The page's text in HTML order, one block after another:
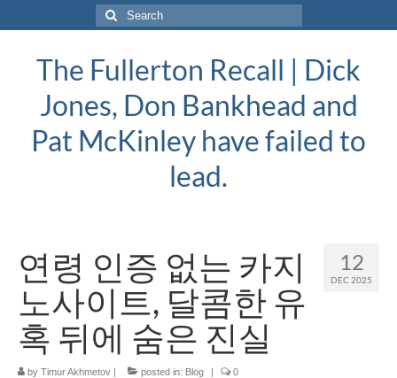
Search
for:
The Fullerton Recall | Dick
Jones, Don Bankhead and
Pat McKinley have failed to
lead.
12
DEC 2025
연령 인증 없는 카지
노사이트, 달콤한 유
혹 뒤에 숨은 진실
by Timur Akhmetov | posted in: Blog | 0